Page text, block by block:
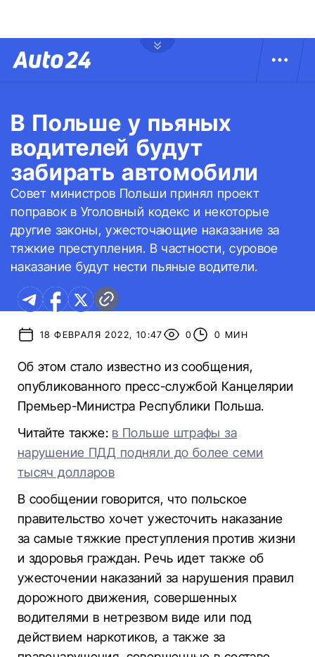
В Польше у пьяных
водителей будут
забирать автомобили
Совет министров Польши принял проект
поправок в Уголовный кодекс и некоторые
другие законы, ужесточающие наказание за
тяжкие преступления. В частности, суровое
наказание будут нести пьяные водители.
18 ФЕВРАЛЯ 2022, 10:47 0 0 МИН
Об этом стало известно из сообщения,
опубликованного пресс-службой Канцелярии
Премьер-Министра Республики Польша.
Читайте также: в Польше штрафы за
нарушение ПДД подняли до более семи
тысяч долларов
В сообщении говорится, что польское
правительство хочет ужесточить наказание
за самые тяжкие преступления против жизни
и здоровья граждан. Речь идет также об
ужесточении наказаний за нарушения правил
дорожного движения, совершенных
водителями в нетрезвом виде или под
действием наркотиков, а также за